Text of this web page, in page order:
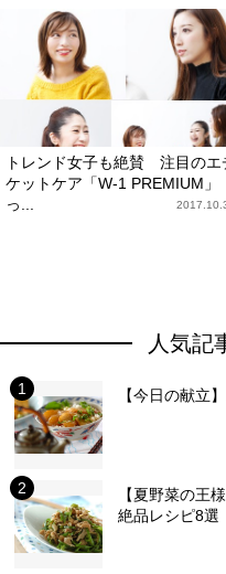
トレンド女子も絶賛 注目のエ
ケットケア「W-1 PREMIUM」
っ...
人気記
【今日の献立
【夏野菜の王
絶品レシピ8選